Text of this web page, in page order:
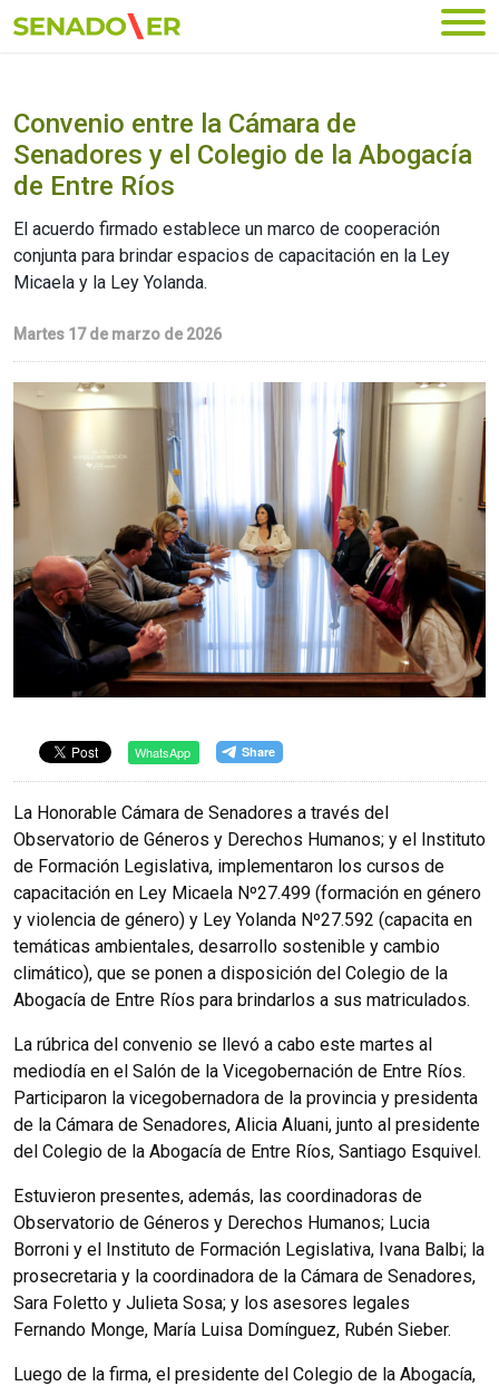
Ir al menú principal
Convenio entre la Cámara de
Senadores y el Colegio de la Abogacía
de Entre Ríos
El acuerdo firmado establece un marco de cooperación
conjunta para brindar espacios de capacitación en la Ley
Micaela y la Ley Yolanda.
Martes 17 de marzo de 2026
WhatsApp
La Honorable Cámara de Senadores a través del
Observatorio de Géneros y Derechos Humanos; y el Instituto
de Formación Legislativa, implementaron los cursos de
capacitación en Ley Micaela Nº27.499 (formación en género
y violencia de género) y Ley Yolanda Nº27.592 (capacita en
temáticas ambientales, desarrollo sostenible y cambio
climático), que se ponen a disposición del Colegio de la
Abogacía de Entre Ríos para brindarlos a sus matriculados.
La rúbrica del convenio se llevó a cabo este martes al
mediodía en el Salón de la Vicegobernación de Entre Ríos.
Participaron la vicegobernadora de la provincia y presidenta
de la Cámara de Senadores, Alicia Aluani, junto al presidente
del Colegio de la Abogacía de Entre Ríos, Santiago Esquivel.
Estuvieron presentes, además, las coordinadoras de
Observatorio de Géneros y Derechos Humanos; Lucia
Borroni y el Instituto de Formación Legislativa, Ivana Balbi; la
prosecretaria y la coordinadora de la Cámara de Senadores,
Sara Foletto y Julieta Sosa; y los asesores legales
Fernando Monge, María Luisa Domínguez, Rubén Sieber.
Luego de la firma, el presidente del Colegio de la Abogacía,